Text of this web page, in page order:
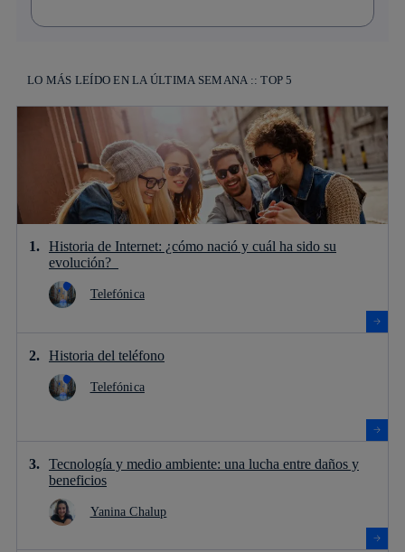
LO MÁS LEÍDO EN LA ÚLTIMA SEMANA :: TOP 5
Historia de Internet: ¿cómo nació y cuál ha sido su
evolución?
Telefónica
Historia del teléfono
Telefónica
Tecnología y medio ambiente: una lucha entre daños y
beneficios
Yanina Chalup